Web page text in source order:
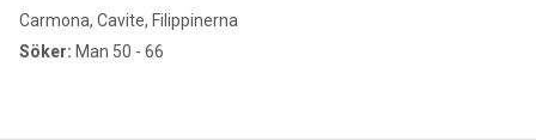
Carmona, Cavite, Filippinerna
Söker: Man 50 - 66